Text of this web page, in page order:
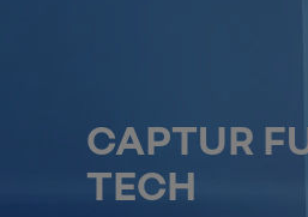
CAPTUR
TECH